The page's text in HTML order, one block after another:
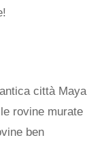
città Maya
rovine murate
ben